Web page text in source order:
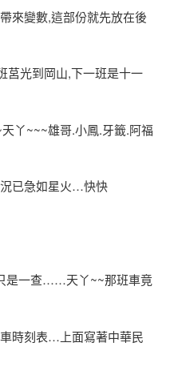
來變數,這部份就先放在後
莒光到岡山,下一班是十一
丫~~~雄哥.小鳳.牙籤.阿福
已急如星火…快快
是一查……天丫~~那班車竟
時刻表…上面寫著中華民